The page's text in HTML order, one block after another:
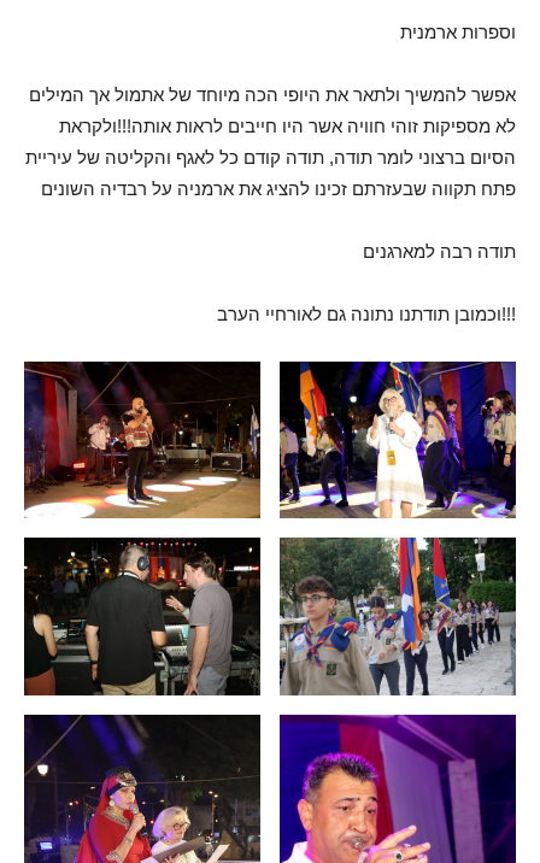
וספרות ארמנית
אפשר להמשיך ולתאר את היופי הכה מיוחד של אתמול אך המילים
לא מספיקות זוהי חוויה אשר היו חייבים לראות אותה!!!ולקראת
הסיום ברצוני לומר תודה, תודה קודם כל לאגף והקליטה של עיריית
פתח תקווה שבעזרתם זכינו להציג את ארמניה על רבדיה השונים
תודה רבה למארגנים
וכמובן תודתנו נתונה גם לאורחיי הערב!!!